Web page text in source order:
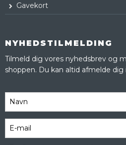
Gavekort
NYHEDSTILMELDING
Tilmeld dig vores nyhedsbrev og
shoppen. Du kan altid afmelde dig